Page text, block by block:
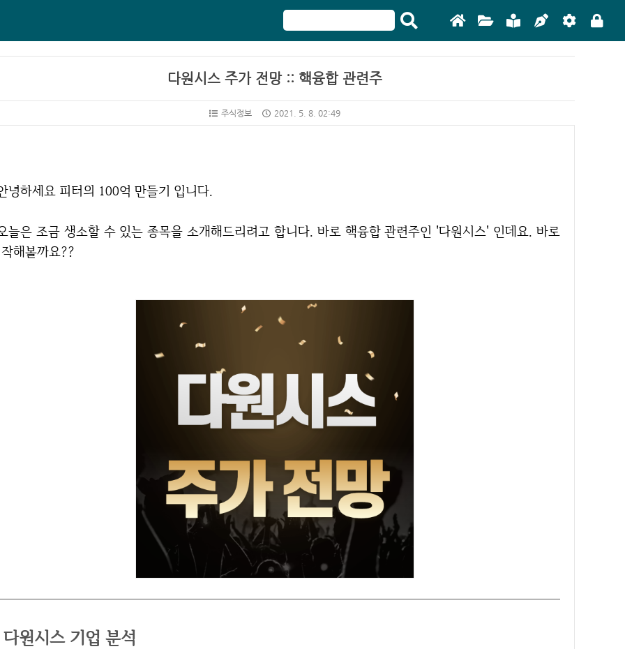
다원시스 주가 전망 :: 핵융합 관련주
주식정보 2021. 5. 8. 02:49
안녕하세요 피터의 100억 만들기 입니다.
. 바로 핵융합 관련주인 '다원시스' 인데요. 바로
해볼까요??
다원시스 기업 분석